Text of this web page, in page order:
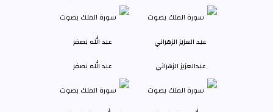
عبدالعزيز الزهراني عبد الله بصفر